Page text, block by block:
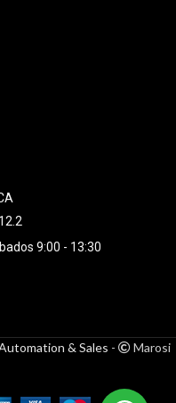
9:00 - 13:30
& Sales -
Marosi